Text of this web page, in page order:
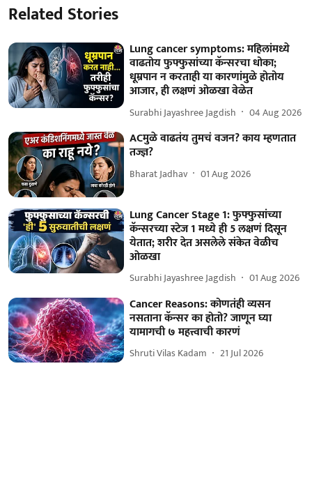
Related Stories
Lung cancer symptoms: महिलांमध्ये
वाढतोय फुफ्फुसांच्या कॅन्सरचा धोका;
धूम्रपान न करताही या कारणांमुळे होतोय
आजार, ही लक्षणं ओळखा वेळेत
Surabhi Jayashree Jagdish 04 Aug 2026
ACमुळे वाढतंय तुमचं वजन? काय म्हणतात
तज्ज्ञ?
Bharat Jadhav 01 Aug 2026
Lung Cancer Stage 1: फुफ्फुसांच्या
कॅन्सरच्या स्टेज 1 मध्ये ही 5 लक्षणं दिसून
येतात; शरीर देत असलेले संकेत वेळीच
ओळखा
Surabhi Jayashree Jagdish 01 Aug 2026
Cancer Reasons: कोणतंही व्यसन
नसताना कॅन्सर का होतो? जाणून घ्या
यामागची ७ महत्त्वाची कारणं
Shruti Vilas Kadam 21 Jul 2026